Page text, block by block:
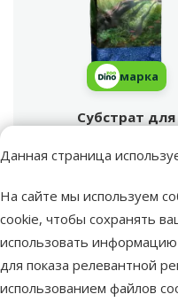
Данная страница
На сайте мы используем
cookie, чтобы сохранять
использовать
для показа релевантной
использованием файлов
марка
Субстрат для
Excellent Color
blue, 1,6 – 2,2 мм,
Вес продукта
1 kg
Материал
Искусственный
Цвет